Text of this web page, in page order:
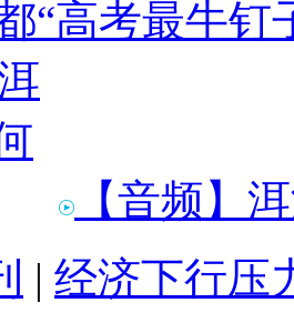
“高考最牛钉
【音频】
| 经济下行压